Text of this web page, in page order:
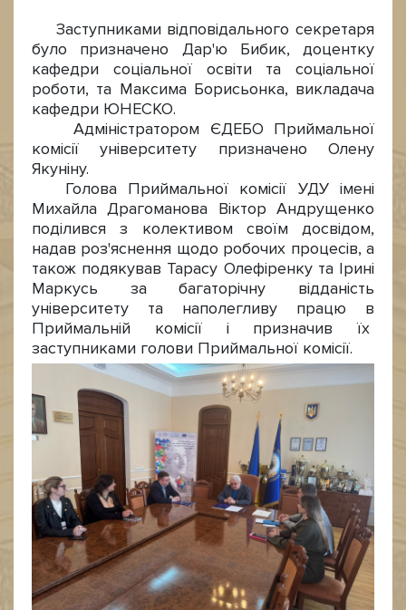
Заступниками відповідального секретаря
було призначено Дар'ю Бибик, доцентку
кафедри соціальної освіти та соціальної
роботи, та Максима Борисьонка, викладача
кафедри ЮНЕСКО.
Адміністратором ЄДЕБО Приймальної
комісії університету призначено Олену
Якуніну.
Голова Приймальної комісії УДУ імені
Михайла Драгоманова Віктор Андрущенко
поділився з колективом своїм досвідом,
надав роз'яснення щодо робочих процесів, а
також подякував Тарасу Олефіренку та Ірині
Маркусь за багаторічну відданість
університету та наполегливу працю в
Приймальній комісії і призначив їх
заступниками голови Приймальної комісії.